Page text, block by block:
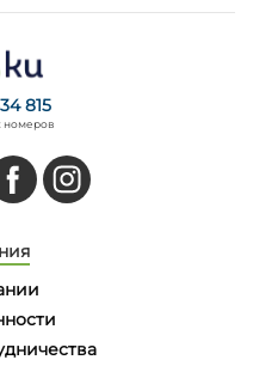
815
номеров